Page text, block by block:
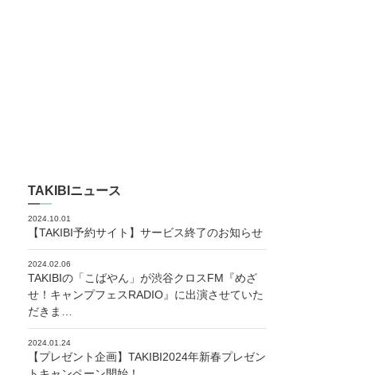
TAKIBIニュース
2024.10.01
【TAKIBI予約サイト】サービス終了のお知らせ
2024.02.06
TAKIBIの「こばやん」が渋谷クロスFM『めざ
せ！キャンプフェスRADIO』に出演させていた
だきま…
2024.01.24
【プレゼント企画】TAKIBI2024年新春プレゼン